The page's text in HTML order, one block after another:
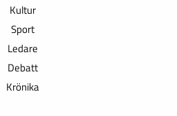
Kultur
Sport
Ledare
Debatt
Krönika